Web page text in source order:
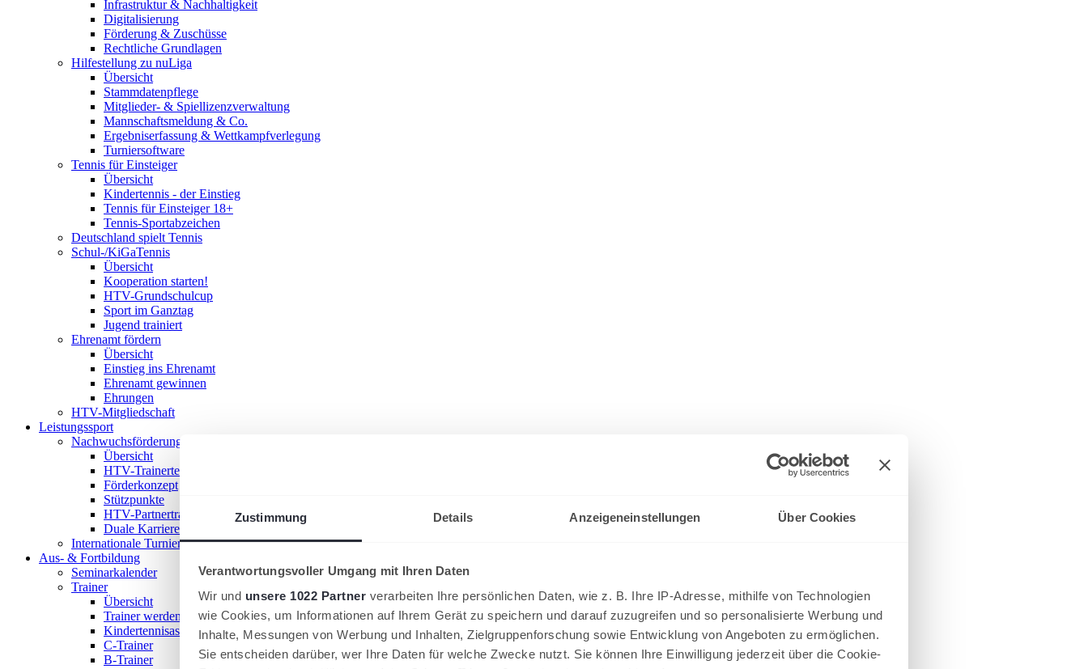
Zustimmung Details Anzeigeneinstellungen Über Cookies
Verantwortungsvoller Umgang mit Ihren Daten
Wir und unsere 1022 Partner verarbeiten Ihre persönlichen Daten, wie z. B. Ihre IP-Adresse, mithilfe von Technologien
wie Cookies, um Informationen auf Ihrem Gerät zu speichern und darauf zuzugreifen und so personalisierte Werbung und
Inhalte, Messungen von Werbung und Inhalten, Zielgruppenforschung sowie Entwicklung von Angeboten zu ermöglichen.
Sie entscheiden darüber, wer Ihre Daten für welche Zwecke nutzt. Sie können Ihre Einwilligung jederzeit über die Cookie-
Infrastruktur & Nachhaltigkeit
Digitalisierung
Förderung & Zuschüsse
Rechtliche Grundlagen
Hilfestellung zu nuLiga
Übersicht
Stammdatenpflege
Mitglieder- & Spiellizenzverwaltung
Mannschaftsmeldung & Co.
Ergebniserfassung & Wettkampfverlegung
Turniersoftware
Tennis für Einsteiger
Übersicht
Kindertennis - der Einstieg
Tennis für Einsteiger 18+
Tennis-Sportabzeichen
Deutschland spielt Tennis
Schul-/KiGaTennis
Übersicht
Kooperation starten!
HTV-Grundschulcup
Sport im Ganztag
Jugend trainiert
Ehrenamt fördern
Übersicht
Einstieg ins Ehrenamt
Ehrenamt gewinnen
Ehrungen
HTV-Mitgliedschaft
Leistungssport
Nachwuchsförderung im HTV
Übersicht
HTV-Trainerteam
Förderkonzept
Stützpunkte
HTV-Partnertrainer
Duale Karriere
Internationale Turniere
Aus- & Fortbildung
Seminarkalender
Trainer
Übersicht
Trainer werden!
Kindertennisassistent
C-Trainer
B-Trainer